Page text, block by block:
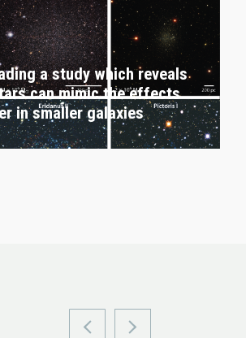
a study which reveals
can mimic the effects
in smaller galaxies